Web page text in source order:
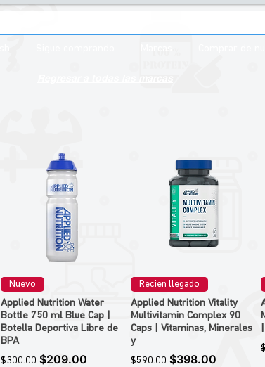
Nuevo
Applied Nutrition Water
Bottle 750 ml Blue Cap |
Botella Deportiva Libre de
BPA
Precio
$300.00 Precio de oferta
$209.00
Recien llegado
Applied Nutrition Vitality
Multivitamin Complex 90
Caps | Vitaminas, Minerales
y
Precio
$590.00 Precio de oferta
$398.00